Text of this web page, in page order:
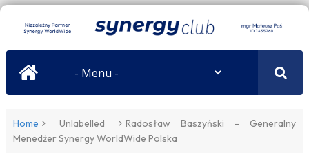
Home Unlabelled
Radosław Baszyński - Generalny
Menedżer Synergy WorldWide Polska